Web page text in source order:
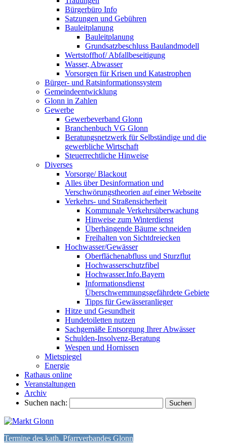
Bürgerbüro Info
Satzungen und Gebühren
Bauleitplanung
Bauleitplanung
Grundsatzbeschluss Baulandmodell
Wertstoffhof/ Abfallbeseitigung
Wasser, Abwasser
Vorsorgen für Krisen und Katastrophen
Bürger- und Ratsinformationssystem
Gemeindeentwicklung
Glonn in Zahlen
Gewerbe
Gewerbeverband Glonn
Branchenbuch VG Glonn
Beratungsnetzwerk für Selbständige und die
gewerbliche Wirtschaft
Steuerrechtliche Hinweise
Diverses
Vorsorge/ Blackout
Alles über Desinformation und
Verschwörungstheorien auf einer Webseite
Verkehrs- und Straßensicherheit
Kommunale Verkehrsüberwachung
Hinweise zum Winterdienst
Überhängende Bäume schneiden
Freihalten von Sichtdreiecken
Hochwasser/Gewässer
Oberflächenabfluss und Sturzflut
Hochwasserschutzfibel
Hochwasser.Info.Bayern
Informationsdienst
Überschwemmungsgefährdete Gebiete
Tipps für Gewässeranlieger
Hitze und Gesundheit
Hundetoiletten nutzen
Sachgemäße Entsorgung Ihrer Abwässer
Schulden-Insolvenz-Beratung
Wespen und Hornissen
Mietspiegel
Energie
Rathaus online
Veranstaltungen
Archiv
Suchen nach:
Termine des kath. Pfarrverbandes Glonn